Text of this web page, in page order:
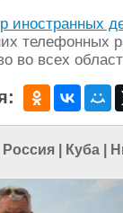
иностранных
телефонных
во всех
Россия Куба